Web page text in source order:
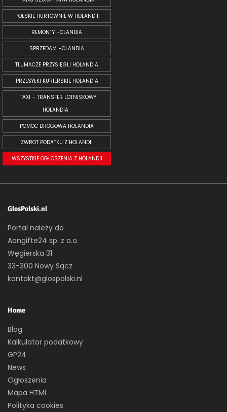
POLSKIE HURTOWNIE W HOLANDII
REMONTY HOLANDIA
SPRZEDAM HOLANDIA
TŁUMACZE PRZYSIĘGLI HOLANDIA
PRZESYŁKI KURIERSKIE HOLANDIA
TAXI – TRANSFER LOTNISKOWY
HOLANDIA
POMOC DROGOWA HOLANDIA
ZWROT PODATKU Z HOLANDII
WSZYSTKIE OGŁOSZENIA Z HOLANDII
GlosPolski.nl
Portal należy do
Aangifte24 sp. z o.o.
Węgierska 31
33-300 Nowy Sącz
kontakt@glospolski.nl
Home
Blog
Kalkulator podatkowy
GP24
News
Ogłoszenia
Mapa HTML
Polityka cookies